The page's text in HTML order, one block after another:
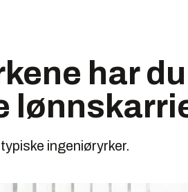
har
ingeniøryrker.